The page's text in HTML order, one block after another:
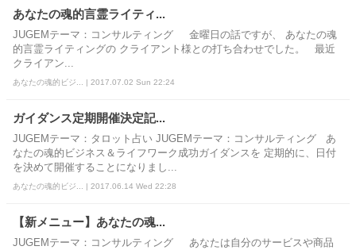
あなたの魂的言霊ライティ...
JUGEMテーマ：コンサルティング 金曜日の話ですが、 あなたの魂
的言霊ライティングの クライアント様との打ち合わせでした。 最近
クライアン...
あなたの魂的ビジ... | 2017.07.02 Sun 22:24
ガイダンス定期開催決定記...
JUGEMテーマ：タロット占い JUGEMテーマ：コンサルティング あ
なたの魂的ビジネス＆ライフワーク成功ガイダンスを 定期的に、日付
を決めて開催することになりまし...
あなたの魂的ビジ... | 2017.06.14 Wed 22:28
【新メニュー】あなたの魂...
JUGEMテーマ：コンサルティング あなたは自分のサービスや商品